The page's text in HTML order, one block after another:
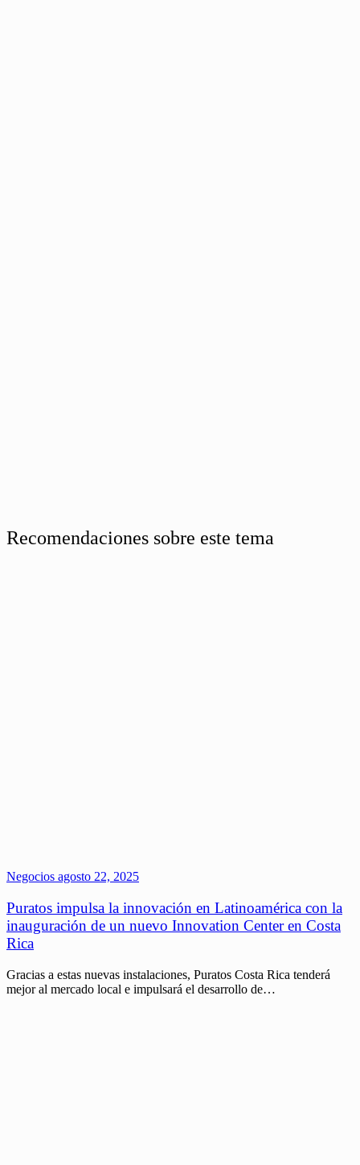
Recomendaciones sobre este tema
Negocios agosto 22, 2025
Puratos impulsa la innovación en Latinoamérica con la
inauguración de un nuevo Innovation Center en Costa
Rica
Gracias a estas nuevas instalaciones, Puratos Costa Rica tenderá
mejor al mercado local e impulsará el desarrollo de…